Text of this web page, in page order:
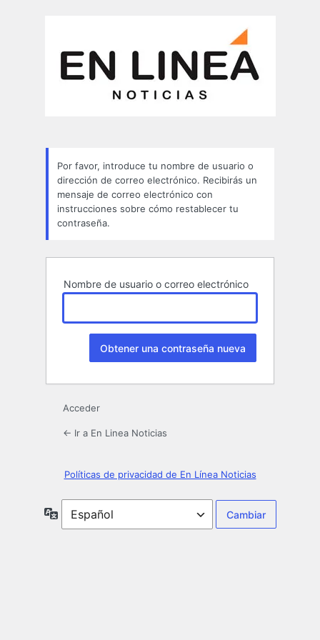
Por favor, introduce tu nombre de usuario o
dirección de correo electrónico. Recibirás un
mensaje de correo electrónico con
instrucciones sobre cómo restablecer tu
contraseña.
Nombre de usuario o correo electrónico
Acceder
← Ir a En Linea Noticias
Políticas de privacidad de En Línea Noticias
Idioma